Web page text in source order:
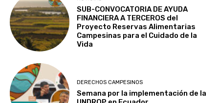
SUB-CONVOCATORIA DE AYUDA
FINANCIERA A TERCEROS del
Proyecto Reservas Alimentarias
Campesinas para el Cuidado de la
Vida
DERECHOS CAMPESINOS
Semana por la implementación de la